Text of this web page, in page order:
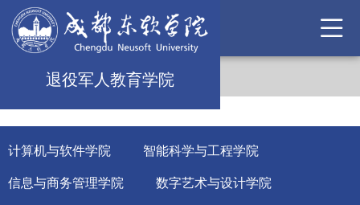
退役军人教育学院
计算机与软件学院 智能科学与工程学院
信息与商务管理学院 数字艺术与设计学院